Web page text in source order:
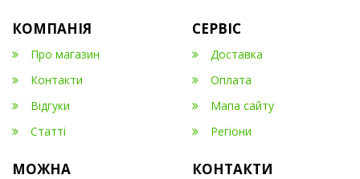
КОМПАНІЯ
Про магазин
Контакти
Відгуки
Статті
СЕРВІС
Доставка
Оплата
Мапа сайту
Регіони
МОЖНА
КОНТАКТИ